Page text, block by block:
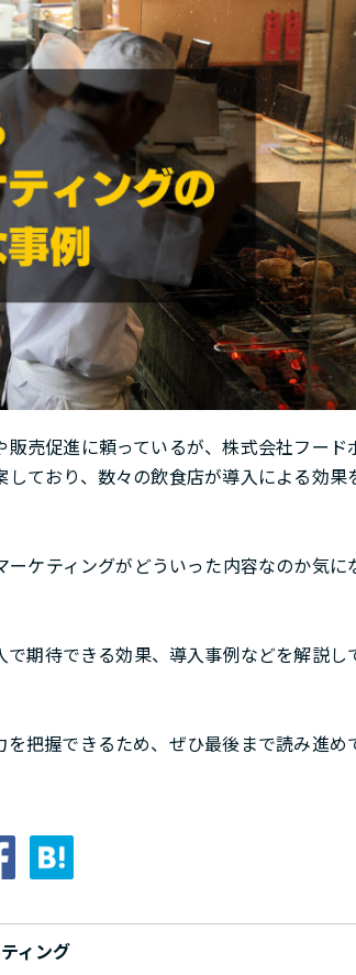
売促進に頼っているが、株式会社フード
ており、数々の飲食店が導入による効果
ケティングがどういった内容なのか気に
期待できる効果、導入事例などを解説し
把握できるため、ぜひ最後まで読み進め
ィング